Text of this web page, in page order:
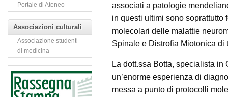
Portale di Ateneo
Associazioni culturali
Associazione studenti
di medicina
associati a patologie
in questi ultimi sono
molecolari delle malattie
Spinale e Distrofia Miotonica di
La dott.ssa Botta, specialista
un’enorme esperienza di
messa a punto di protocolli